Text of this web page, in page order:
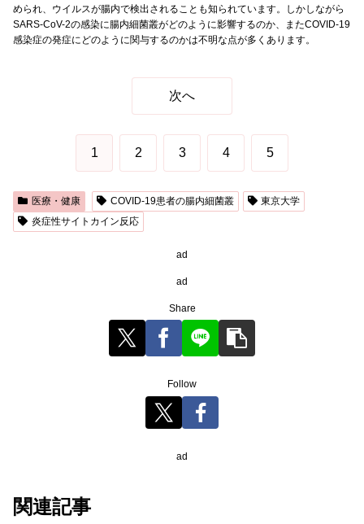
められ、ウイルスが腸内で検出されることも知られています。しかしながら
SARS-CoV-2の感染に腸内細菌叢がどのように影響するのか、またCOVID-19
感染症の発症にどのように関与するのかは不明な点が多くあります。
次へ
1 2 3 4 5
医療・健康 COVID-19患者の腸内細菌叢
東京大学
炎症性サイトカイン反応
ad
ad
Share
Follow
ad
関連記事